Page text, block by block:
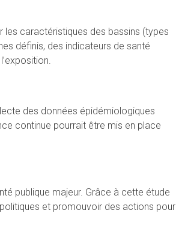
les caractéristiques des bassins (types
définis, des indicateurs de santé
des données épidémiologiques
continue pourrait être mis en place
publique majeur. Grâce à cette étude
et promouvoir des actions pour